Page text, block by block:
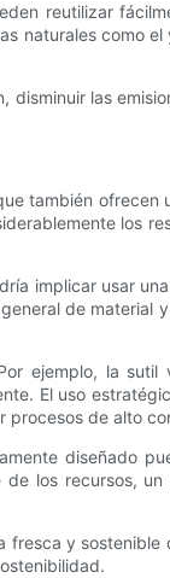
reutilizar
naturales como el
disminuir las
también ofrecen
los
implicar usar
de material
ejemplo, la
El uso
procesos de alto
diseñado
los recursos, un
fresca y sostenible